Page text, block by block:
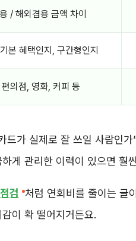
/ 해외겸용 금액 차이
본 혜택인지, 구간형인지
의점, 영화, 커피 등
드가 실제로 잘 쓰일 사람인
게 관리한 이력이 있으면 훨
검
처럼 연회비를 줄이는 글
이 확 떨어지거든요.